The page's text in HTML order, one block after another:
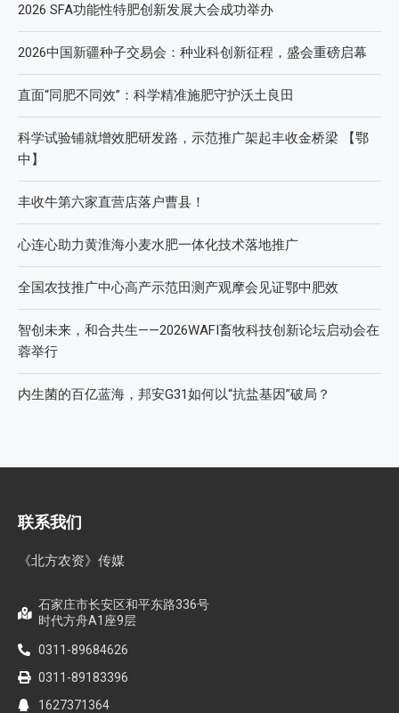
2026 SFA功能性特肥创新发展大会成功举办
2026中国新疆种子交易会：种业科创新征程，盛会重磅启幕
直面“同肥不同效”：科学精准施肥守护沃土良田
科学试验铺就增效肥研发路，示范推广架起丰收金桥梁 【鄂
中】
丰收牛第六家直营店落户曹县！
心连心助力黄淮海小麦水肥一体化技术落地推广
全国农技推广中心高产示范田测产观摩会见证鄂中肥效
智创未来，和合共生——2026WAFI畜牧科技创新论坛启动会在
蓉举行
内生菌的百亿蓝海，邦安G31如何以“抗盐基因”破局？
联系我们
《北方农资》传媒
石家庄市长安区和平东路336号
时代方舟A1座9层
0311-89684626
0311-89183396
1627371364